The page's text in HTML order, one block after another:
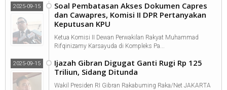
Soal Pembatasan Akses Dokumen Capres
dan Cawapres, Komisi II DPR Pertanyakan
Keputusan KPU
2025-09-15
Ketua Komisi II Dewan Perwakilan Rakyat Muhammad
Rifqinizamy Karsayuda di Kompleks Pa...
Ijazah Gibran Digugat Ganti Rugi Rp 125
Triliun, Sidang Ditunda
2025-09-15
Wakil Presiden RI Gibran Rakabuming Raka/Net JAKARTA